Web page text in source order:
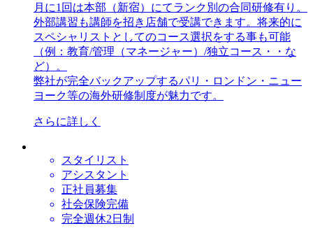
月に1回は本部（新宿）にてランク別の合同研修有り。
外部講習も講師を招き店舗で受講できます。将来的に
スペシャリストとしてのコース選択をする事も可能
（例：教育/管理（マネージャー）/独立コース・・な
ど）。
弊社が完全バックアップするパリ・ロンドン・ニュー
ヨーク等の海外研修制度が魅力です。
さらに詳しく
スタイリスト
アシスタント
正社員募集
社会保険完備
完全週休2日制